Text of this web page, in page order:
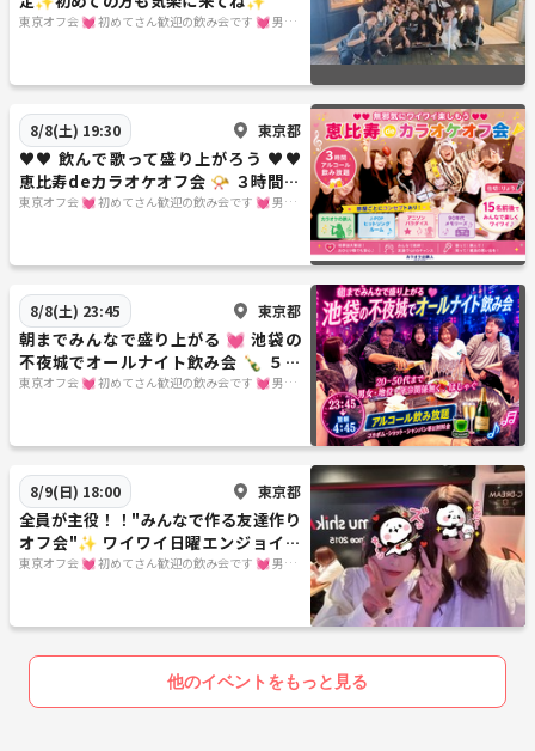
東京オフ会 💓 初めてさん歓迎の飲み会です 💓 男女
✨
8/8(土) 19:30 東京都
♥♥ 飲んで歌って盛り上がろう ♥♥
恵比寿deカラオケオフ会 📯 ３時間飲
み放題 🍷
東京オフ会 💓 初めてさん歓迎の飲み会です 💓 男女
✨
8/8(土) 23:45 東京都
朝までみんなで盛り上がる 💓 池袋の
不夜城でオールナイト飲み会 🍾 ５時
間飲み放題 🥂 20～40代まで参加♪
東京オフ会 💓 初めてさん歓迎の飲み会です 💓 男女
✨
8/9(日) 18:00 東京都
全員が主役！！"みんなで作る友達作り
オフ会"✨ ワイワイ日曜エンジョイ飲
み会 ❥ お初さん大歓迎♪
東京オフ会 💓 初めてさん歓迎の飲み会です 💓 男女
✨
他のイベントをもっと見る